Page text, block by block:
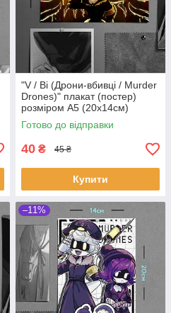
"V / Ві (Дрони-вбивці / Murder
Drones)" плакат (постер)
розміром А5 (20х14см)
Готово до відправки
40 ₴ 45 ₴
Купити
–11%